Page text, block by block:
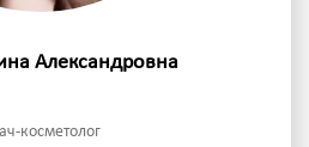
Александровна
косметолог